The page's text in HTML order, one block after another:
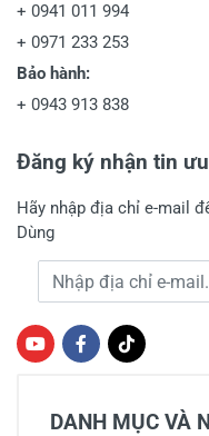
+ 0941 011 994
+ 0971 233 253
Bảo hành:
+ 0943 913 838
Đăng ký nhận tin
Hãy nhập địa chỉ e-mail
Dùng
Địa chỉ e-mail
DANH MỤC VÀ